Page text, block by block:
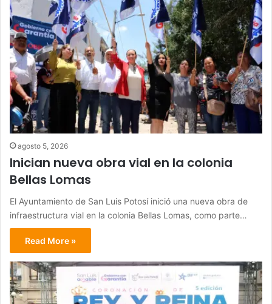
agosto 5, 2026
Inician nueva obra vial en la colonia
Bellas Lomas
El Ayuntamiento de San Luis Potosí inició una nueva obra de
infraestructura vial en la colonia Bellas Lomas, como parte…
Read More »